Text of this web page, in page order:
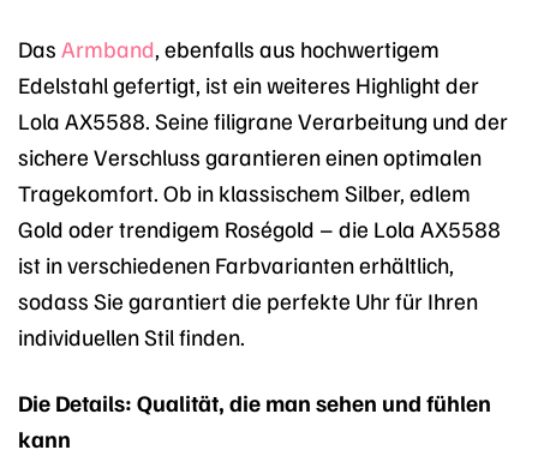
Das Armband, ebenfalls aus hochwertigem
Edelstahl gefertigt, ist ein weiteres Highlight der
Lola AX5588. Seine filigrane Verarbeitung und der
sichere Verschluss garantieren einen optimalen
Tragekomfort. Ob in klassischem Silber, edlem
Gold oder trendigem Roségold – die Lola AX5588
ist in verschiedenen Farbvarianten erhältlich,
sodass Sie garantiert die perfekte Uhr für Ihren
individuellen Stil finden.
Die Details: Qualität, die man sehen und fühlen
kann